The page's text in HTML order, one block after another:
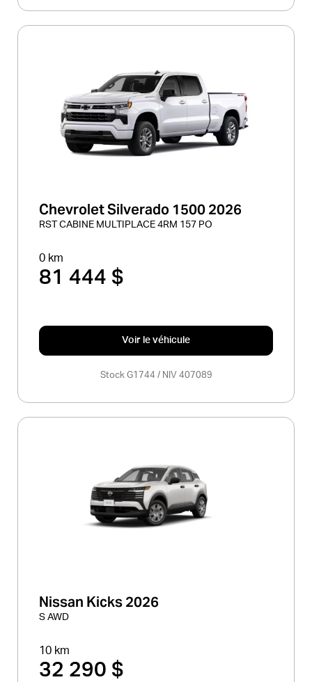
Chevrolet Silverado 1500 2026
RST CABINE MULTIPLACE 4RM 157 PO
0 km
81 444 $
Voir le véhicule
Stock G1744 / NIV 407089
Nissan Kicks 2026
S AWD
10 km
32 290 $